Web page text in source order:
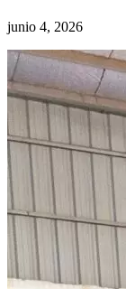
junio 4, 2026